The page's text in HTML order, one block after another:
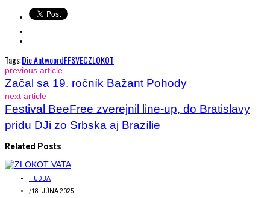
Tags:Die AntwoordFFSVECZLOKOT
previous article
Začal sa 19. ročník Bažant Pohody
next article
Festival BeeFree zverejnil line-up, do Bratislavy
prídu DJi zo Srbska aj Brazílie
Related Posts
HUDBA
/18. JÚNA 2025